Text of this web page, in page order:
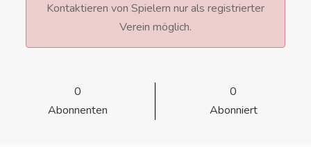
Kontaktieren von Spielern nur als registrierter
Verein möglich.
0
Abonnenten
0
Abonniert